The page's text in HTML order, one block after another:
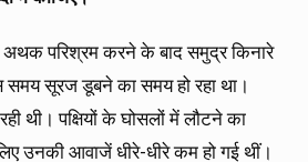
अथक परिश्रम करने के बाद समुद्र किनारे
सूरज डूबने का समय हो रहा था।
थी। पक्षियों के घोसलों में लौटने का
उनकी आवाजें धीरे-धीरे कम हो गई थीं।